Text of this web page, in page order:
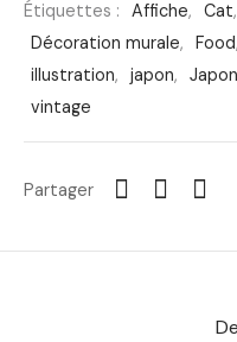
Étiquettes :
Affiche, Cat,
Décoration murale, Food,
illustration, japon,
vintage
Partager